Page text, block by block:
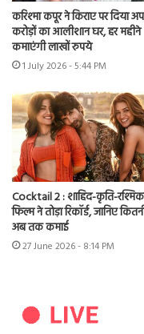
करिश्मा कपूर ने किराए पर दिया
करोड़ों का आलीशान घर, हर महीने
कमाएंगी लाखों रुपये
1 July 2026 - 5:44 PM
Cocktail 2 : शाहिद-कृति-
फिल्म ने तोड़ा रिकॉर्ड, जानिए
अब तक कमाई
27 June 2026 - 8:14 PM